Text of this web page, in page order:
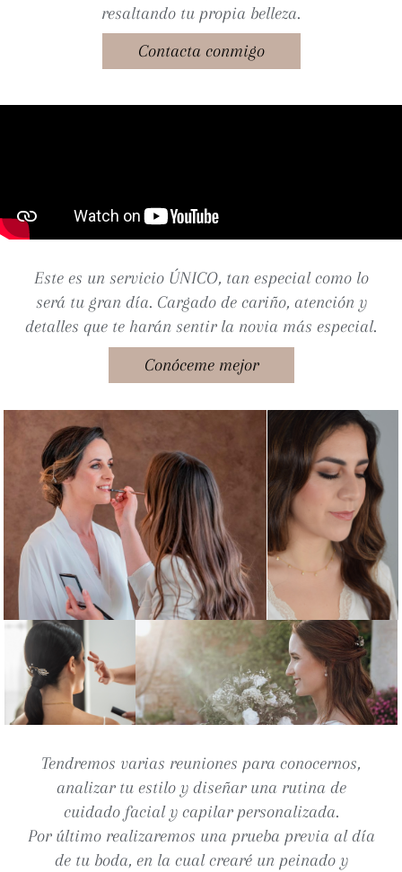
resaltando tu propia belleza.
Contacta conmigo
Este es un servicio ÚNICO, tan especial como lo
será tu gran día. Cargado de cariño, atención y
detalles que te harán sentir la novia más especial.
Conóceme mejor
Tendremos varias reuniones para conocernos,
analizar tu estilo y diseñar una rutina de
cuidado facial y capilar personalizada.
Por último realizaremos una prueba previa al día
de tu boda, en la cual crearé un peinado y